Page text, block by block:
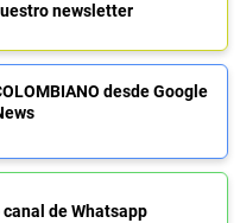
newsletter
desde Google
de Whatsapp